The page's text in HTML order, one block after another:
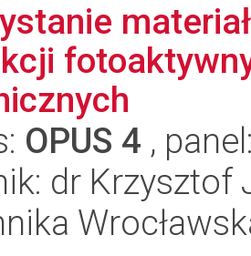
OPUS 4 ,
dr Krzysztof